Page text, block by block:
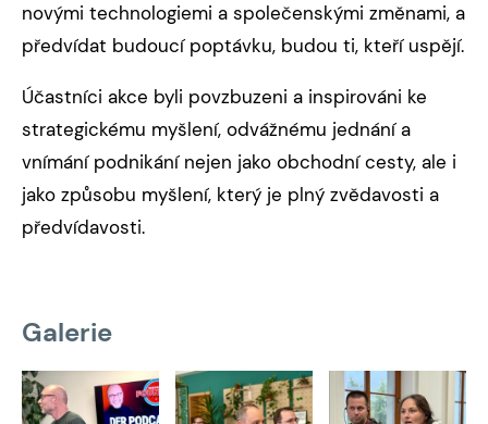
novými technologiemi a společenskými změnami, a
předvídat budoucí poptávku, budou ti, kteří uspějí.
Účastníci akce byli povzbuzeni a inspirováni ke
strategickému myšlení, odvážnému jednání a
vnímání podnikání nejen jako obchodní cesty, ale i
jako způsobu myšlení, který je plný zvědavosti a
předvídavosti.
Galerie